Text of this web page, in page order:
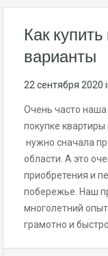
Как
варианты
22 сентября 2020
Очень часто наша
покупке
нужно сначала
области. А это
приобретения и
побережье. Наш
многолетний
грамотно и